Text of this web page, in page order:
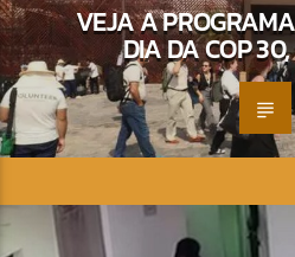
VEJA A
DIA DA COP